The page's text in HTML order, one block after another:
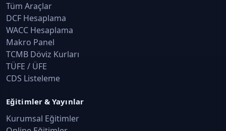
Dönem Sonu İşlemleri ve Envanter
Muhasebe ve Finansal Raporlama · Konu 15
Finansal Raporlamaya İlişkin Kavramsal
Çerçeve
Muhasebe ve Finansal Raporlama · Konu 16
TMS/TFRS ve Finansal Raporlama
Muhasebe ve Finansal Raporlama · Konu 17
Tüm Araçlar
DCF Hesaplama
WACC Hesaplama
Makro Panel
TCMB Döviz Kurları
TÜFE / ÜFE
CDS Listeleme
Eğitimler & Yayınlar
Kurumsal Eğitimler